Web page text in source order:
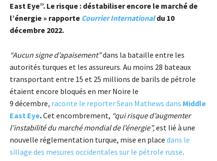
East Eye”. Le risque : déstabiliser encore le marché de
l’énergie » rapporte Courrier Internationaldu 10
décembre 2022.
“Aucun signe d’apaisement”dans la bataille entre les
autorités turques et les assureurs. Au moins 28 bateaux
transportant entre 15 et 25 millions de barils de pétrole
étaient encore bloqués en mer Noire le
9 décembre, raconte le reporter Sean Mathews dans Middle
East Eye.Cet encombrement, “qui risque d’augmenter
l’instabilité du marché mondial de l’énergie”,est lié à une
nouvelle réglementation turque, mise en place dans le
sillage des mesures occidentales sur le pétrole russe.